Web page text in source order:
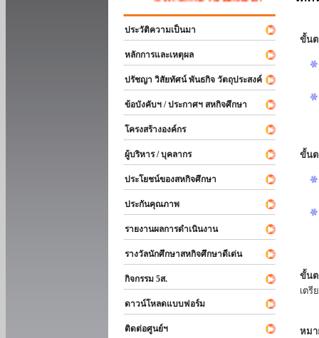
ประวัติความเป็นมา
หลักการและเหตุผล
ปรัชญา วิสัยทัศน์ พันธกิจ วัตถุประสงค์
ข้อบังคับฯ / ประกาศฯ สหกิจศึกษา
โครงสร้างองค์กร
ผู้บริหาร / บุคลากร
ประโยชน์ของสหกิจศึกษา
ประกันคุณภาพ
รายงานผลการดำเนินงาน
รางวัลนักศึกษาสหกิจศึกษาดีเด่น
กิจกรรม 5ส.
ดาวน์โหลดแบบฟอร์ม
ติดต่อศูนย์ฯ
ขั้นต
ขั้นต
ขั้น
เตรี
หมา